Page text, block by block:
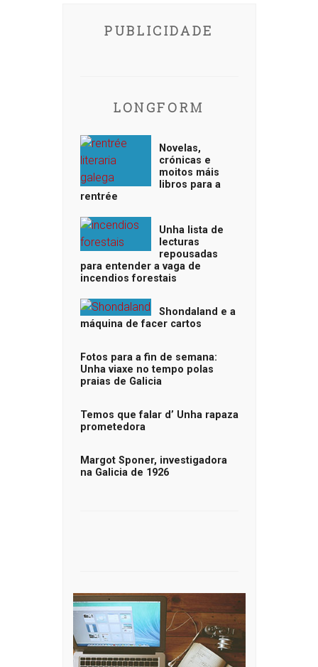
PUBLICIDADE
LONGFORM
Novelas,
crónicas e
moitos máis
libros para a
rentrée
Unha lista de
lecturas
repousadas
para entender a vaga de
incendios forestais
Shondaland e a
máquina de facer cartos
Fotos para a fin de semana:
Unha viaxe no tempo polas
praias de Galicia
Temos que falar d’ Unha rapaza
prometedora
Margot Sponer, investigadora
na Galicia de 1926